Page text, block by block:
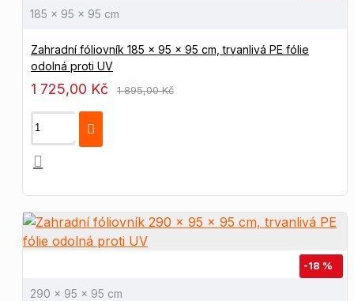
185 x 95 x 95 cm
Zahradní fóliovník 185 x 95 x 95 cm, trvanlivá PE fólie
odolná proti UV
1 725,00 Kč 1 895,00 Kč
-18 %
290 x 95 x 95 cm